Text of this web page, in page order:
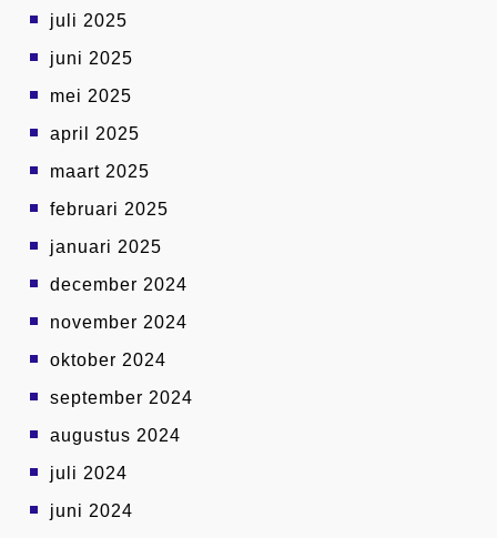
juli 2025
juni 2025
mei 2025
april 2025
maart 2025
februari 2025
januari 2025
december 2024
november 2024
oktober 2024
september 2024
augustus 2024
juli 2024
juni 2024